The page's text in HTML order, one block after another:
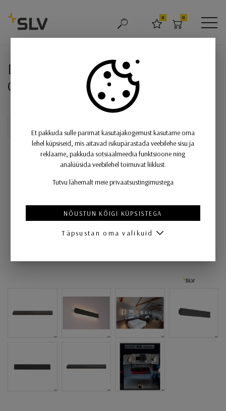
OTSING LEMMIKUD
0
OSTUKORV
0
DIRETO 60 WL, LED
DIRETO 60 WL, LED seinavalgusti,
CCT lüliti 2700 / 3000K
Et pakkuda sulle parimat kasutajakogemust kasutame oma
lehel küpsiseid, mis aitavad isikupärastada veebilehe sisu ja
reklaame, pakkuda sotsiaalmeedia funktsioone ning
analüüsida veebilehel toimuvat liiklust.
Tutvu lähemalt meie privaatsustingimustega
NÕUSTUN KÕIGI KÜPSISTEGA
Täpsustan oma valikuid